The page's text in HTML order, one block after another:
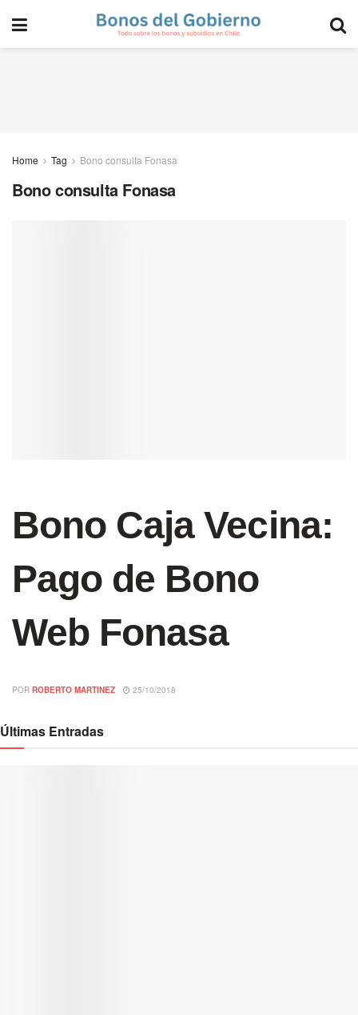
Home Tag Bono consulta Fonasa
Bono consulta Fonasa
Bono Caja Vecina:
Pago de Bono
Web Fonasa
POR ROBERTO MARTINEZ 25/10/2018
Últimas Entradas